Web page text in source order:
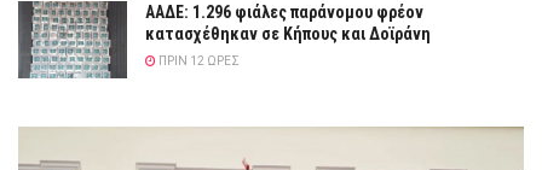
ΑΑΔΕ: 1.296 φιάλες παράνομου φρέον
κατασχέθηκαν σε Κήπους και Δοϊράνη
ΠΡΙΝ 12 ΏΡΕΣ